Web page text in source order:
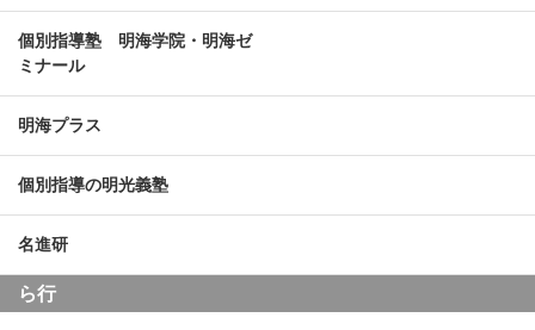
個別指導塾 明海学院・明海ゼ
ミナール
明海プラス
個別指導の明光義塾
名進研
ら行